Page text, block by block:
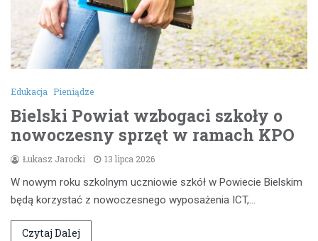
Edukacja Pieniądze
Bielski Powiat wzbogaci szkoły o
nowoczesny sprzęt w ramach KPO
Łukasz Jarocki 13 lipca 2026
W nowym roku szkolnym uczniowie szkół w Powiecie Bielskim
będą korzystać z nowoczesnego wyposażenia ICT,…
Czytaj Dalej